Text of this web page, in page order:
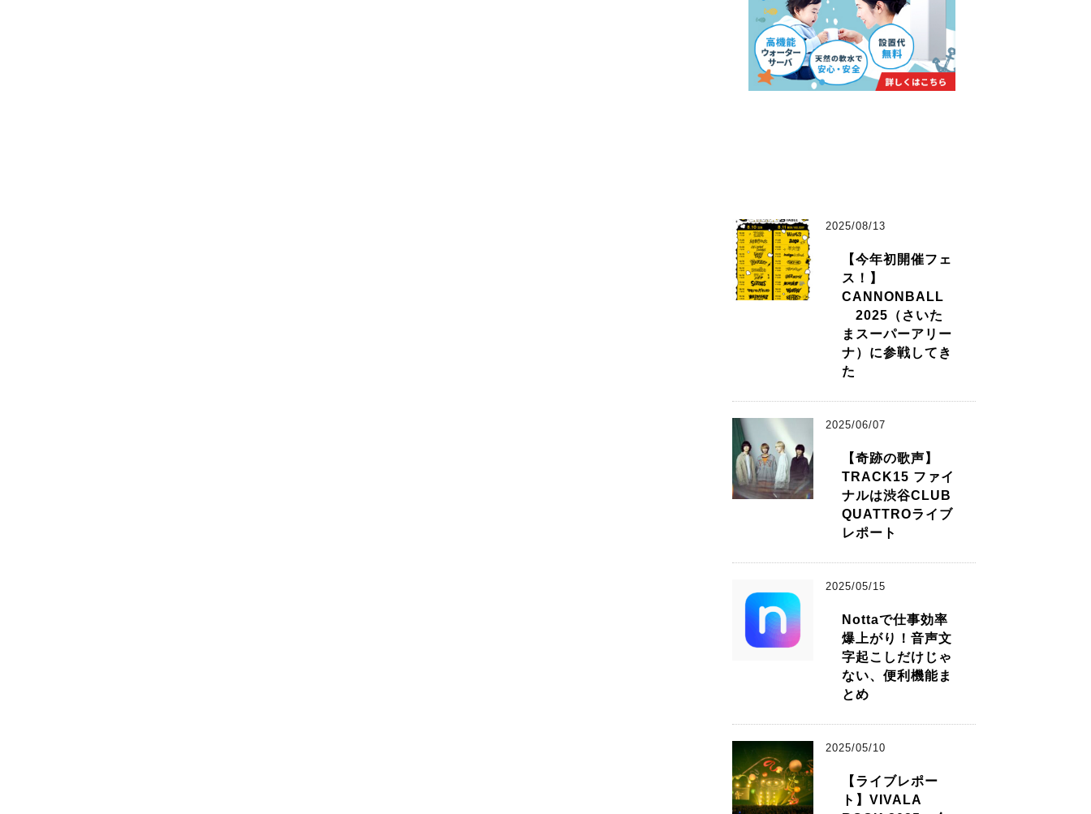
2025/08/13
【今年初開催フェ
ス！】
CANNONBALL
2025（さいた
まスーパーアリー
ナ）に参戦してき
た
2025/06/07
【奇跡の歌声】
TRACK15 ファイ
ナルは渋谷CLUB
QUATTROライブ
レポート
2025/05/15
Nottaで仕事効率
爆上がり！音声文
字起こしだけじゃ
ない、便利機能ま
とめ
2025/05/10
【ライブレポー
ト】VIVALA